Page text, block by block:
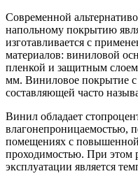
Современной
напольному покрытию
изготавливается с
материалов: виниловой
пленкой и защитным
мм. Виниловое покрытие
составляющей часто
Винил обладает
влагонепроницаемостью,
помещениях с
проходимостью. При этом
эксплуатации является